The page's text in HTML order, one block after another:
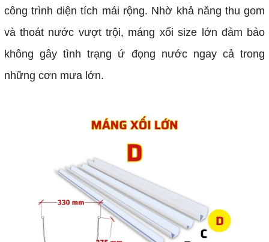
công trình diện tích mái rộng. Nhờ khả năng thu gom
và thoát nước vượt trội, máng xối size lớn đảm bảo
không gây tình trạng ứ đọng nước ngay cả trong
những cơn mưa lớn.